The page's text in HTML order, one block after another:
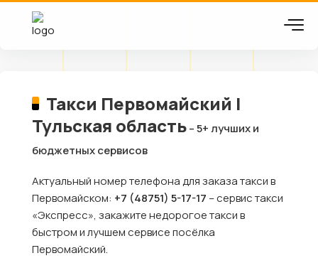
Такси Первомайский |
Тульская область– 5+ лучших и
бюджетных сервисов
Актуальный номер телефона для заказа такси в
Первомайском: +7 (48751) 5-17-17 – сервис такси
«Экспресс», закажите недорогое такси в
быстром и лучшем сервисе посёлка
Первомайский.